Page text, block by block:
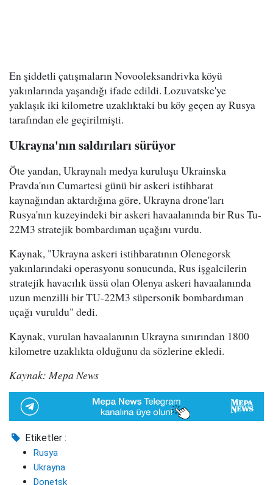
En şiddetli çatışmaların Novooleksandrivka köyü
yakınlarında yaşandığı ifade edildi. Lozuvatske'ye
yaklaşık iki kilometre uzaklıktaki bu köy geçen ay Rusya
tarafından ele geçirilmişti.
Ukrayna'nın saldırıları sürüyor
Öte yandan, Ukraynalı medya kuruluşu Ukrainska
Pravda'nın Cumartesi günü bir askeri istihbarat
kaynağından aktardığına göre, Ukrayna drone'ları
Rusya'nın kuzeyindeki bir askeri havaalanında bir Rus Tu-
22M3 stratejik bombardıman uçağını vurdu.
Kaynak, "Ukrayna askeri istihbaratının Olenegorsk
yakınlarındaki operasyonu sonucunda, Rus işgalcilerin
stratejik havacılık üssü olan Olenya askeri havaalanında
uzun menzilli bir TU-22M3 süpersonik bombardıman
uçağı vuruldu" dedi.
Kaynak, vurulan havaalanının Ukrayna sınırından 1800
kilometre uzaklıkta olduğunu da sözlerine ekledi.
Kaynak: Mepa News
Etiketler :
Rusya
Ukrayna
Donetsk